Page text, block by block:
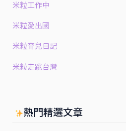
米粒工作中
米粒愛出國
米粒育兒日記
米粒走跳台灣
熱門精選文章